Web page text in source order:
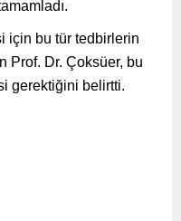
için bu tür tedbirlerin
Prof. Dr. Çoksüer, bu
gerektiğini belirtti.